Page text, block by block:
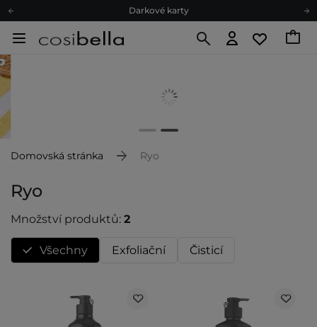
Darkové karty
Darkové karty
Domovská stránka Ryo
Ryo
Množství produktů: 2
Všechny Exfoliační Čisticí